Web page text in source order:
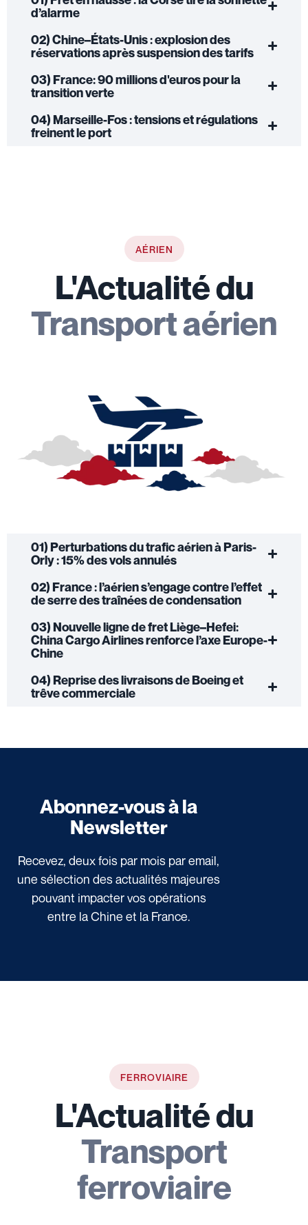
d’alarme
02) Chine–États-Unis : explosion des
réservations après suspension des tarifs
03) France: 90 millions d'euros pour la
transition verte
04) Marseille-Fos : tensions et régulations
freinent le port
AÉRIEN
L'Actualité du
Transport aérien
01) Perturbations du trafic aérien à Paris-
Orly : 15% des vols annulés
02) France : l’aérien s’engage contre l’effet
de serre des traînées de condensation
03) Nouvelle ligne de fret Liège–Hefei:
China Cargo Airlines renforce l’axe Europe-
Chine
04) Reprise des livraisons de Boeing et
trêve commerciale
Abonnez-vous à la
Newsletter
Recevez, deux fois par mois par email,
une sélection des actualités majeures
pouvant impacter vos opérations
entre la Chine et la France.
FERROVIAIRE
L'Actualité du
Transport
ferroviaire